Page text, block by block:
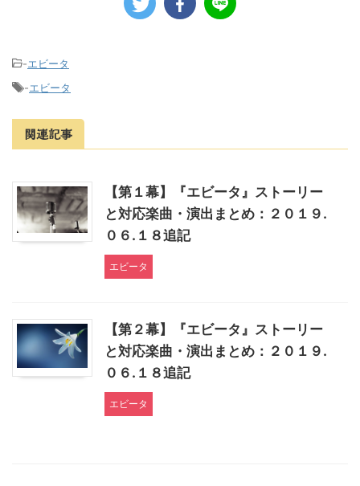
-エビータ
-エビータ
関連記事
【第１幕】『エビータ』ストーリー
と対応楽曲・演出まとめ：２０１９.
０６.１８追記
エビータ
【第２幕】『エビータ』ストーリー
と対応楽曲・演出まとめ：２０１９.
０６.１８追記
エビータ